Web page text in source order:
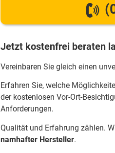
Jetzt kostenfrei beraten
Vereinbaren Sie gleich einen
Erfahren Sie, welche
der kostenlosen Vor-Ort-
Anforderungen.
Qualität und Erfahrung zählen.
namhafter Hersteller.